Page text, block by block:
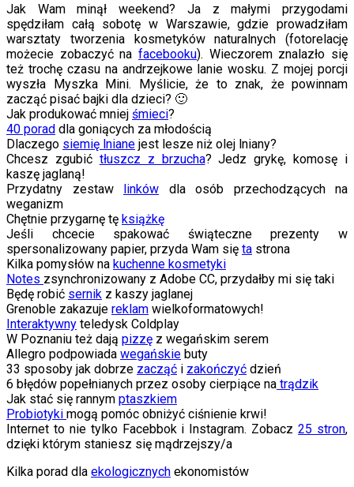
Jak Wam minął weekend? Ja z małymi przygodami
spędziłam całą sobotę w Warszawie, gdzie prowadziłam
warsztaty tworzenia kosmetyków naturalnych (fotorelację
możecie zobaczyć na facebooku). Wieczorem znalazło się
też trochę czasu na andrzejkowe lanie wosku. Z mojej porcji
wyszła Myszka Mini. Myślicie, że to znak, że powinnam
zacząć pisać bajki dla dzieci? 🙂
Jak produkować mniej śmieci?
40 porad dla goniących za młodością
Dlaczego siemię lniane jest lesze niż olej lniany?
Chcesz zgubić tłuszcz z brzucha? Jedz grykę, komosę i
kaszę jaglaną!
Przydatny zestaw linków dla osób przechodzących na
weganizm
Chętnie przygarnę tę książkę
Jeśli chcecie spakować świąteczne prezenty w
spersonalizowany papier, przyda Wam się ta strona
Kilka pomysłów na kuchenne kosmetyki
Notes zsynchronizowany z Adobe CC, przydałby mi się taki
Będę robić sernik z kaszy jaglanej
Grenoble zakazuje reklam wielkoformatowych!
Interaktywny teledysk Coldplay
W Poznaniu też dają pizzę z wegańskim serem
Allegro podpowiada wegańskie buty
33 sposoby jak dobrze zacząć i zakończyć dzień
6 błędów popełnianych przez osoby cierpiące na trądzik
Jak stać się rannym ptaszkiem
Probiotyki mogą pomóc obniżyć ciśnienie krwi!
Internet to nie tylko Facebbok i Instagram. Zobacz25 stron,
dzięki którym staniesz się mądrzejszy/a
Kilka porad dla ekologicznych ekonomistów